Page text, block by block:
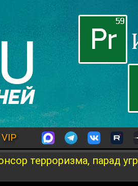
VIP
терроризма, парад